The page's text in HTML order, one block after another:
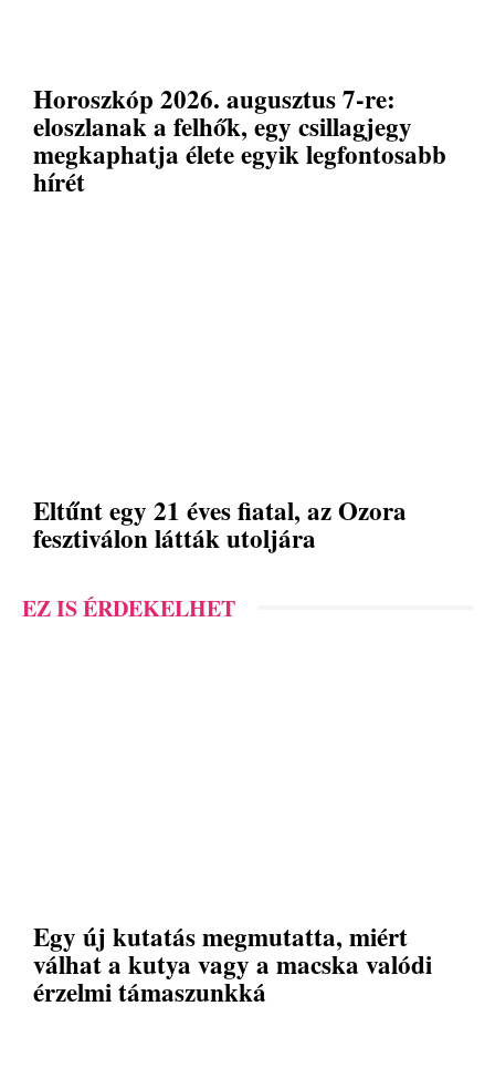
Horoszkóp 2026. augusztus 7-re:
eloszlanak a felhők, egy csillagjegy
megkaphatja élete egyik legfontosabb
hírét
Eltűnt egy 21 éves fiatal, az Ozora
fesztiválon látták utoljára
EZ IS ÉRDEKELHET
Egy új kutatás megmutatta, miért
válhat a kutya vagy a macska valódi
érzelmi támaszunkká